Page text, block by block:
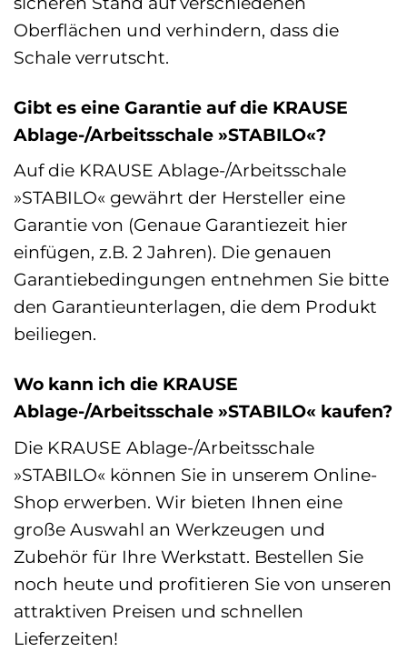
Oberflächen und verhindern, dass die
Schale verrutscht.
Gibt es eine Garantie auf die KRAUSE
Ablage-/Arbeitsschale »STABILO«?
Auf die KRAUSE Ablage-/Arbeitsschale
»STABILO« gewährt der Hersteller eine
Garantie von (Genaue Garantiezeit hier
einfügen, z.B. 2 Jahren). Die genauen
Garantiebedingungen entnehmen Sie bitte
den Garantieunterlagen, die dem Produkt
beiliegen.
Wo kann ich die KRAUSE
Ablage-/Arbeitsschale »STABILO« kaufen?
Die KRAUSE Ablage-/Arbeitsschale
»STABILO« können Sie in unserem Online-
Shop erwerben. Wir bieten Ihnen eine
große Auswahl an Werkzeugen und
Zubehör für Ihre Werkstatt. Bestellen Sie
noch heute und profitieren Sie von unseren
attraktiven Preisen und schnellen
Lieferzeiten!